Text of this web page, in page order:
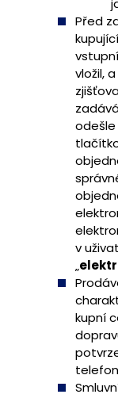
Před
vložil,
odešle
v
„
kupní